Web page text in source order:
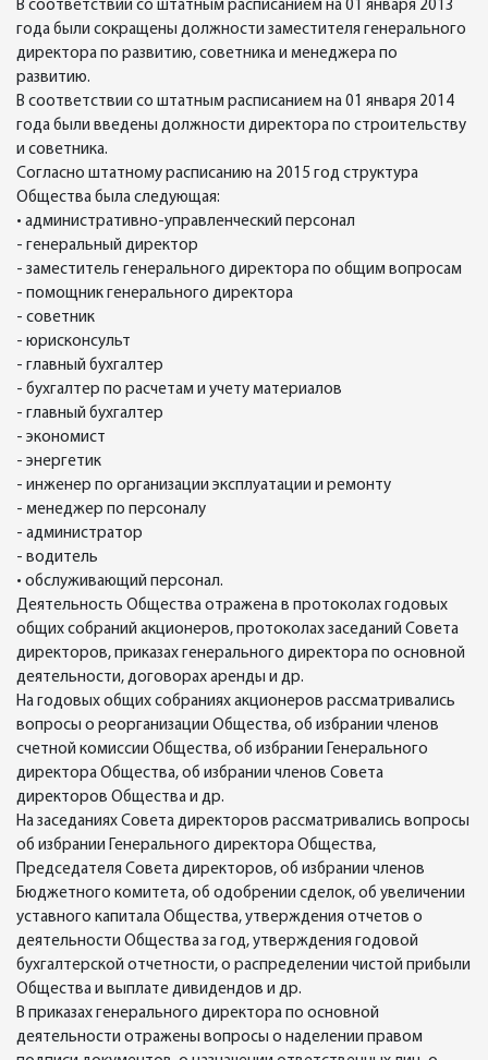
В соответствии со штатным расписанием на 01 января 2013
года были сокращены должности заместителя генерального
директора по развитию, советника и менеджера по
развитию.
В соответствии со штатным расписанием на 01 января 2014
года были введены должности директора по строительству
и советника.
Согласно штатному расписанию на 2015 год структура
Общества была следующая:
• административно-управленческий персонал
- генеральный директор
- заместитель генерального директора по общим вопросам
- помощник генерального директора
- советник
- юрисконсульт
- главный бухгалтер
- бухгалтер по расчетам и учету материалов
- главный бухгалтер
- экономист
- энергетик
- инженер по организации эксплуатации и ремонту
- менеджер по персоналу
- администратор
- водитель
• обслуживающий персонал.
Деятельность Общества отражена в протоколах годовых
общих собраний акционеров, протоколах заседаний Совета
директоров, приказах генерального директора по основной
деятельности, договорах аренды и др.
На годовых общих собраниях акционеров рассматривались
вопросы о реорганизации Общества, об избрании членов
счетной комиссии Общества, об избрании Генерального
директора Общества, об избрании членов Совета
директоров Общества и др.
На заседаниях Совета директоров рассматривались вопросы
об избрании Генерального директора Общества,
Председателя Совета директоров, об избрании членов
Бюджетного комитета, об одобрении сделок, об увеличении
уставного капитала Общества, утверждения отчетов о
деятельности Общества за год, утверждения годовой
бухгалтерской отчетности, о распределении чистой прибыли
Общества и выплате дивидендов и др.
В приказах генерального директора по основной
деятельности отражены вопросы о наделении правом